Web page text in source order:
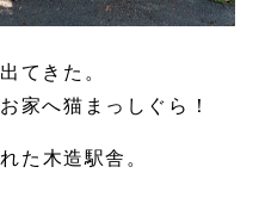
てきた。
家へ猫まっしぐら！
た木造駅舎。